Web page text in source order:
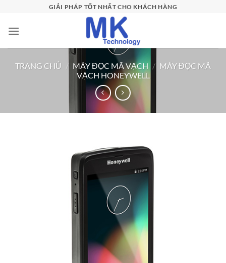
nội
GIẢI PHÁP TỐT NHẤT CHO KHÁCH HÀNG
TRANG CHỦ / MÁY ĐỌC MÃ VẠCH / MÁY ĐỌC MÃ
VẠCH HONEYWELL